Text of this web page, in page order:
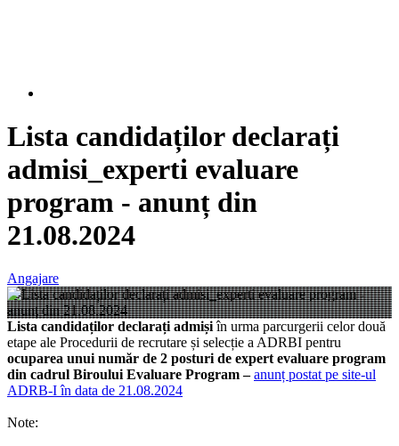
Lista candidaților declarați
admisi_experti evaluare
program - anunț din
21.08.2024
Angajare
Lista candidaților declarați admișiîn urma parcurgerii celor două
etape ale Procedurii de recrutare și selecție a ADRBI pentru
ocuparea unui număr de 2 posturi de expert evaluare program
din cadrul Biroului Evaluare Program –anunț postat pe site-ul
ADRB-I în data de 21.08.2024
Note: